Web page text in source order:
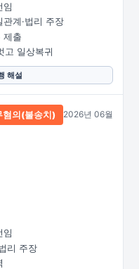
임
계·법리 주장
제출
고 일상복귀
해설
혐의(불송치) 2026년 06월
임
리 주장